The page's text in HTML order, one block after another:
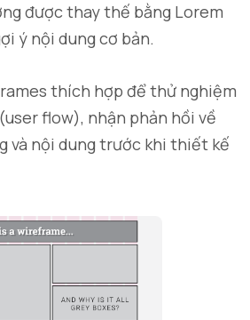
được thay thế bằng Lorem
ý nội dung cơ bản.
thích hợp để thử nghiệm
flow), nhận phản hồi về
và nội dung trước khi thiết kế